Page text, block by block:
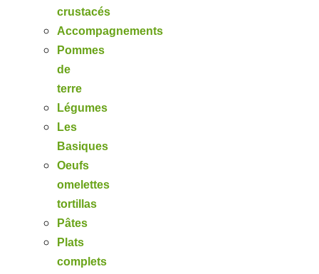
crustacés
Accompagnements
Pommes
de
terre
Légumes
Les
Basiques
Oeufs
omelettes
tortillas
Pâtes
Plats
complets